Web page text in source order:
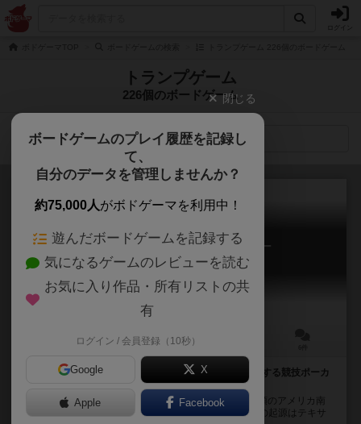
トランプゲーム
226個のボードゲーム
検索メニュー
テキサス・ホールデム・ポーカー
Texas hold 'em poker
2～500分
1900年代ロブスタウン発、行動科学と戦略研究が注目する競技ポーカ
テキサスホールデム（Texas Hold’em）は、20世紀初頭のアメリカ南
部において成立した近代ポーカーの一形態であり、その起源はテキサ
閉じる
ボードゲームのプレイ履歴を記録し
て、
自分のデータを管理しませんか？
約75,000人がボドゲーマを利用中！
遊んだボードゲームを記録する
気になるゲームのレビューを読む
お気に入り作品・所有リストの共
有
ログイン / 会員登録（10秒）
Google X
Apple Facebook